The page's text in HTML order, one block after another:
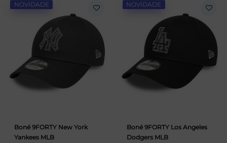
NOVIDADE
Boné 9FORTY New York
Yankees MLB
NOVIDADE
Boné 9FORTY Los Angeles
Dodgers MLB